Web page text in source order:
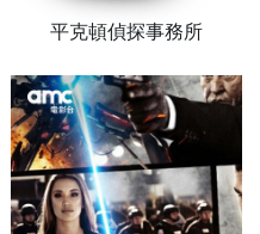
平克頓偵探事務所